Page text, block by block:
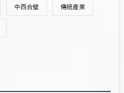
中西合璧 傳統產業